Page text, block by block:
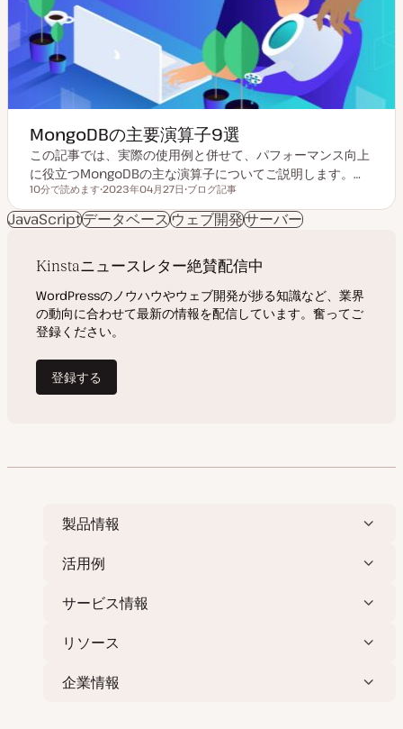
MongoDBの主要演算子9選
この記事では、実際の使用例と併せて、パフォーマンス向上
に役立つMongoDBの主な演算子についてご説明します。…
読むのにかかる時間
10分で読めます
新
日
2023年04月27日
稿
タ
ブログ記事
JavaScriptデータベースウェブ開発サーバー
製品情報
活用例
サービス情報
リソース
企業情報